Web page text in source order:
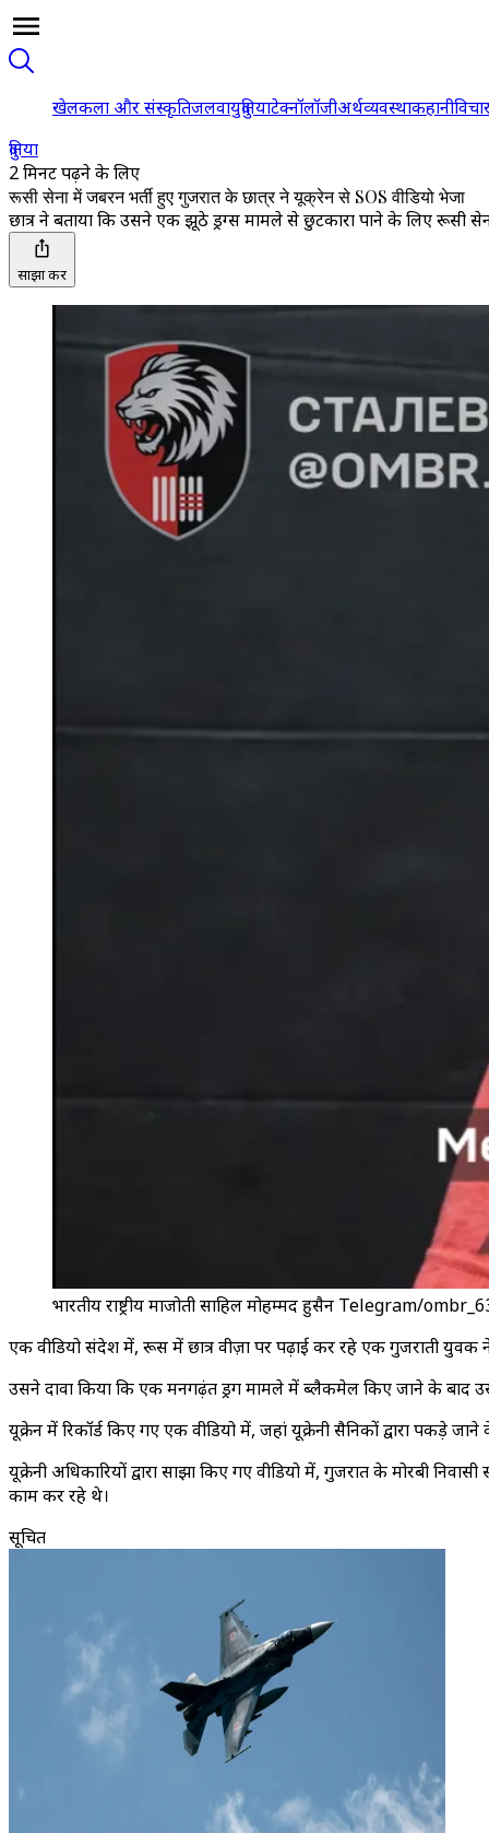
खेलकला और संस्कृतिजलवायुदुनियाटेक्नॉलॉजीअर्थव्यवस्थाकहानी
दुनिया
2 मिनट पढ़ने के लिए
रूसी सेना में जबरन भर्ती हुए गुजरात के छात्र ने यूक्रेन से SOS वीडियो भेजा
छात्र ने बताया कि उसने एक झूठे ड्रग्स मामले से छुटकारा पाने के लिए रूसी
साझा करें
भारतीय राष्ट्रीय माजोती साहिल मोहम्मद हुसैन Telegram/
एक वीडियो संदेश में, रूस में छात्र वीज़ा पर पढ़ाई कर रहे एक गुजराती युवक
उसने दावा किया कि एक मनगढ़ंत ड्रग मामले में ब्लैकमेल किए जाने के बाद
यूक्रेन में रिकॉर्ड किए गए एक वीडियो में, जहां यूक्रेनी सैनिकों द्वारा पकड़े
यूक्रेनी अधिकारियों द्वारा साझा किए गए वीडियो में, गुजरात के मोरबी
काम कर रहे थे।
सूचित